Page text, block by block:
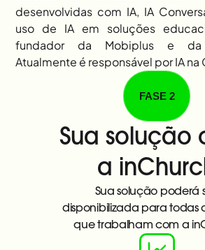
desenvolvidas com IA, IA
uso de IA em soluções
fundador da Mobiplus e da
Atualmente é responsável por IA na
FASE 2
Sua solução
a
Sua solução poderá
disponibilizada para todas
que trabalham com a